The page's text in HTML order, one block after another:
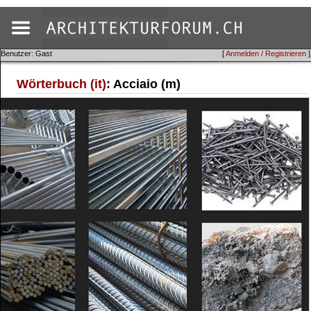
[Anmelden / Registrieren ]
Benutzer: Gast
Wörterbuch (it): Acciaio (m)